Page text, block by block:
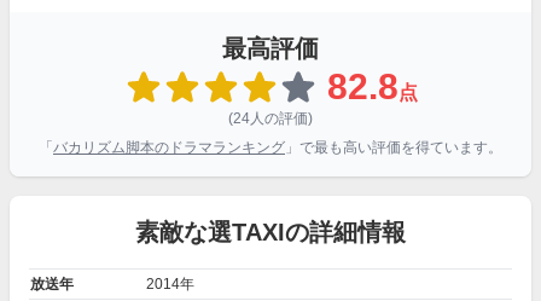
最高評価
82.8点
(24人の評価)
「 バカリズム脚本のドラマランキング 」で最も高い評価を得ています。
素敵な選TAXIの詳細情報
放送年
2014年